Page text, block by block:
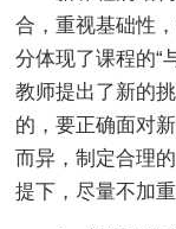
合，重视基础性
分体现了课程的“
教师提出了新的
的，要正确面对
而异，制定合理
提下，尽量不加